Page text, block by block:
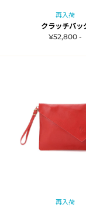
再入荷
クラッチバッ
¥52,800 -
再入荷